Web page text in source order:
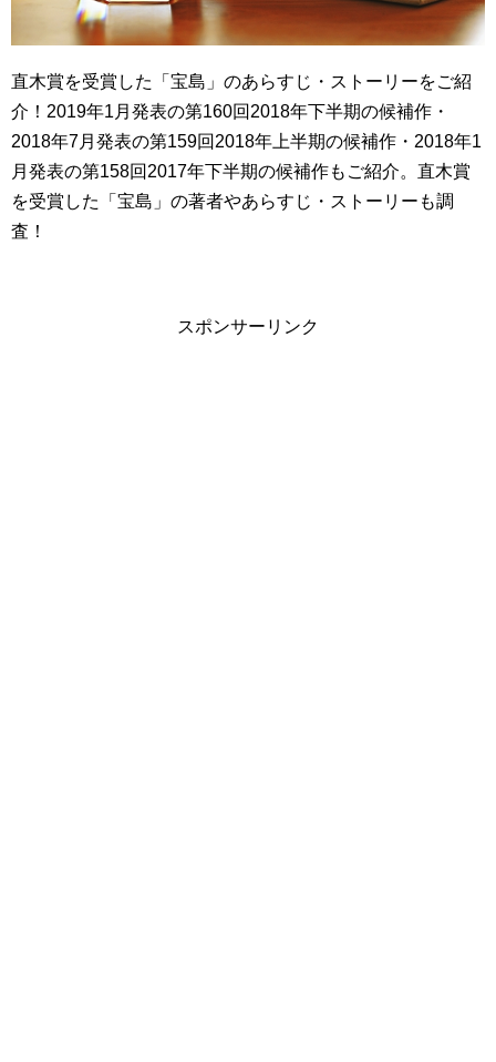
直木賞を受賞した「宝島」のあらすじ・ストーリーをご紹
介！2019年1月発表の第160回2018年下半期の候補作・
2018年7月発表の第159回2018年上半期の候補作・2018年1
月発表の第158回2017年下半期の候補作もご紹介。直木賞
を受賞した「宝島」の著者やあらすじ・ストーリーも調
査！
スポンサーリンク